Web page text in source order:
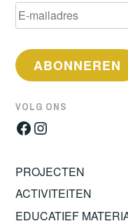
E-
mailadres
ABONNEREN
VOLG ONS
Facebook
Instagram
PROJECTEN
ACTIVITEITEN
EDUCATIEF